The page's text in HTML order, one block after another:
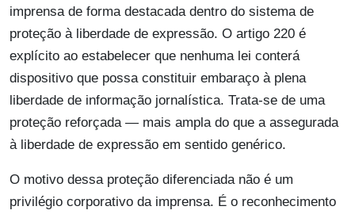
imprensa de forma destacada dentro do sistema de
proteção à liberdade de expressão. O artigo 220 é
explícito ao estabelecer que nenhuma lei conterá
dispositivo que possa constituir embaraço à plena
liberdade de informação jornalística. Trata-se de uma
proteção reforçada — mais ampla do que a assegurada
à liberdade de expressão em sentido genérico.
O motivo dessa proteção diferenciada não é um
privilégio corporativo da imprensa. É o reconhecimento